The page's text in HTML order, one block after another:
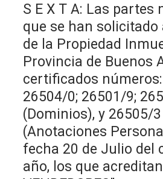
S E X T A: Las partes
que se han solicitado
de la Propiedad
Provincia de Buenos
certificados
26504/0; 26501/9;
(Dominios), y 26505/3
(Anotaciones
fecha 20 de Julio del
año, los que acreditan